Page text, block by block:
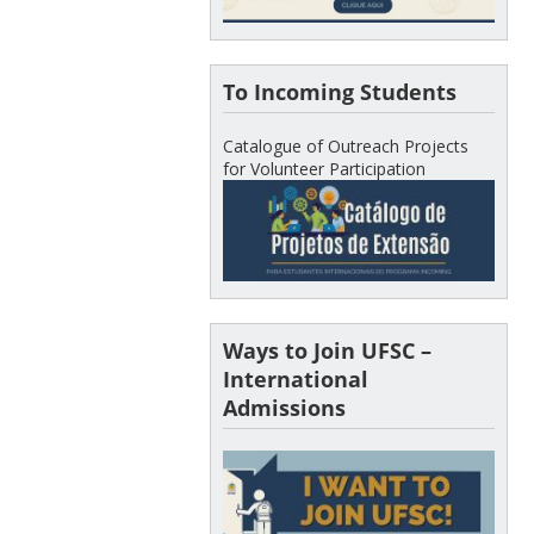
To Incoming Students
Catalogue of Outreach Projects
for Volunteer Participation
Ways to Join UFSC –
International
Admissions